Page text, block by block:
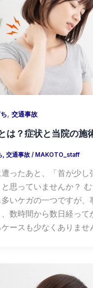
, 交通事故
は？症状と当院の施
, 交通事故/ MAKOTO_staff
ったあと、「首が少し
と思っていませんか？
いケガの一つですが、
数時間から数日経って
ースも少なくありませ